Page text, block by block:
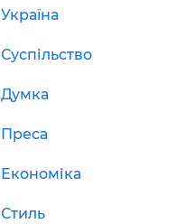
Україна
Суспільство
Думка
Преса
Економіка
Стиль